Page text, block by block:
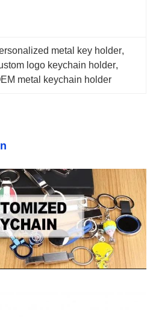
metal key holder,
logo keychain holder,
metal keychain holder